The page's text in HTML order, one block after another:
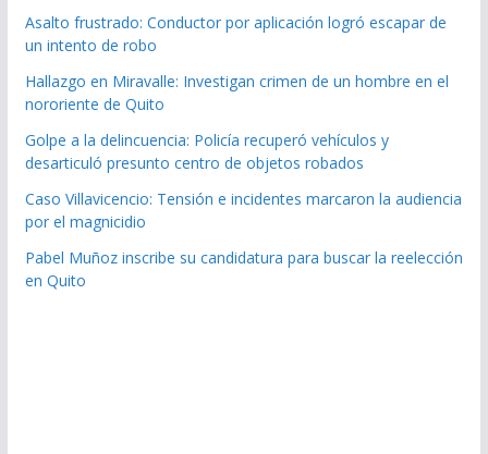
Asalto frustrado: Conductor por aplicación logró escapar de
un intento de robo
Hallazgo en Miravalle: Investigan crimen de un hombre en el
nororiente de Quito
Golpe a la delincuencia: Policía recuperó vehículos y
desarticuló presunto centro de objetos robados
Caso Villavicencio: Tensión e incidentes marcaron la audiencia
por el magnicidio
Pabel Muñoz inscribe su candidatura para buscar la reelección
en Quito